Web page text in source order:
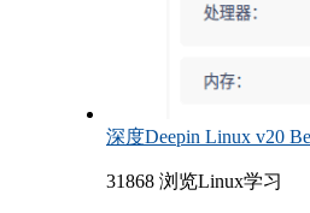
深度Deepin Linux v20
31868 浏览Linux学习